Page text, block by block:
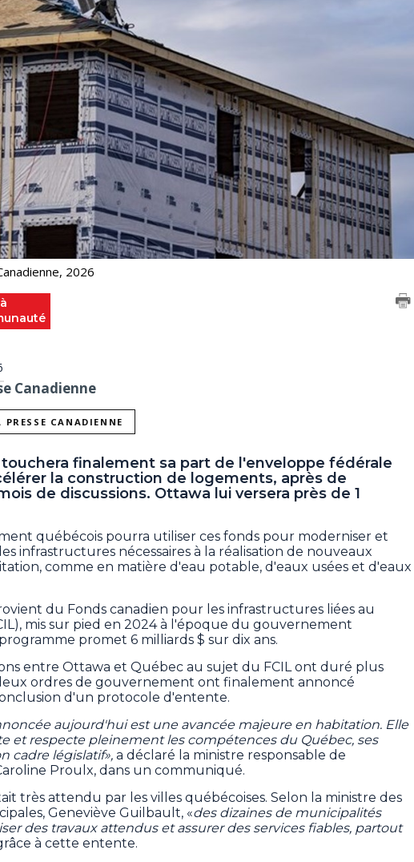
2026
Canadienne
PRESSE CANADIENNE
finalement sa part de l'enveloppe fédérale
la construction de logements, après de
de discussions. Ottawa lui versera près de 1
québécois pourra utiliser ces fonds pour moderniser et
infrastructures nécessaires à la réalisation de nouveaux
comme en matière d'eau potable, d'eaux usées et d'eaux
du Fonds canadien pour les infrastructures liées au
mis sur pied en 2024 à l'époque du gouvernement
promet 6 milliards $ sur dix ans.
entre Ottawa et Québec au sujet du FCIL ont duré plus
ordres de gouvernement ont finalement annoncé
d'un protocole d'entente.
aujourd'hui est une avancée majeure en habitation. Elle
et respecte pleinement les compétences du Québec, ses
cadre législatif», a déclaré la ministre responsable de
Proulx, dans un communiqué.
très attendu par les villes québécoises. Selon la ministre des
Geneviève Guilbault, «des dizaines de municipalités
des travaux attendus et assurer des services fiables, partout
à cette entente.